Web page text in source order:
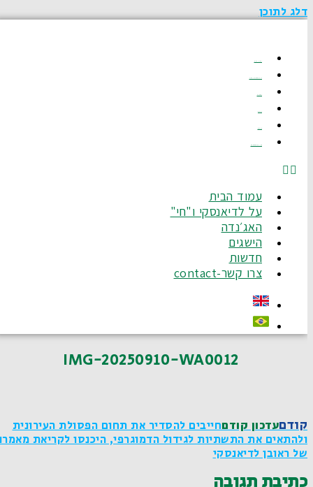
דלג לתוכן
עמוד הבית
על לדיאנסקי ו"חי"
האג׳נדה
הישגים
חדשות
צרו קשר-contact
IMG-20250910-WA0012
קודםעדכון קודםחייבים להסדיר את תחום הפסולת העירונית
ולהתאים את התשתיות לגידול הדמוגרפי, היכנסו לקריאת מאמרו
של ראובן לדיאנסקי
כתיבת תגובה